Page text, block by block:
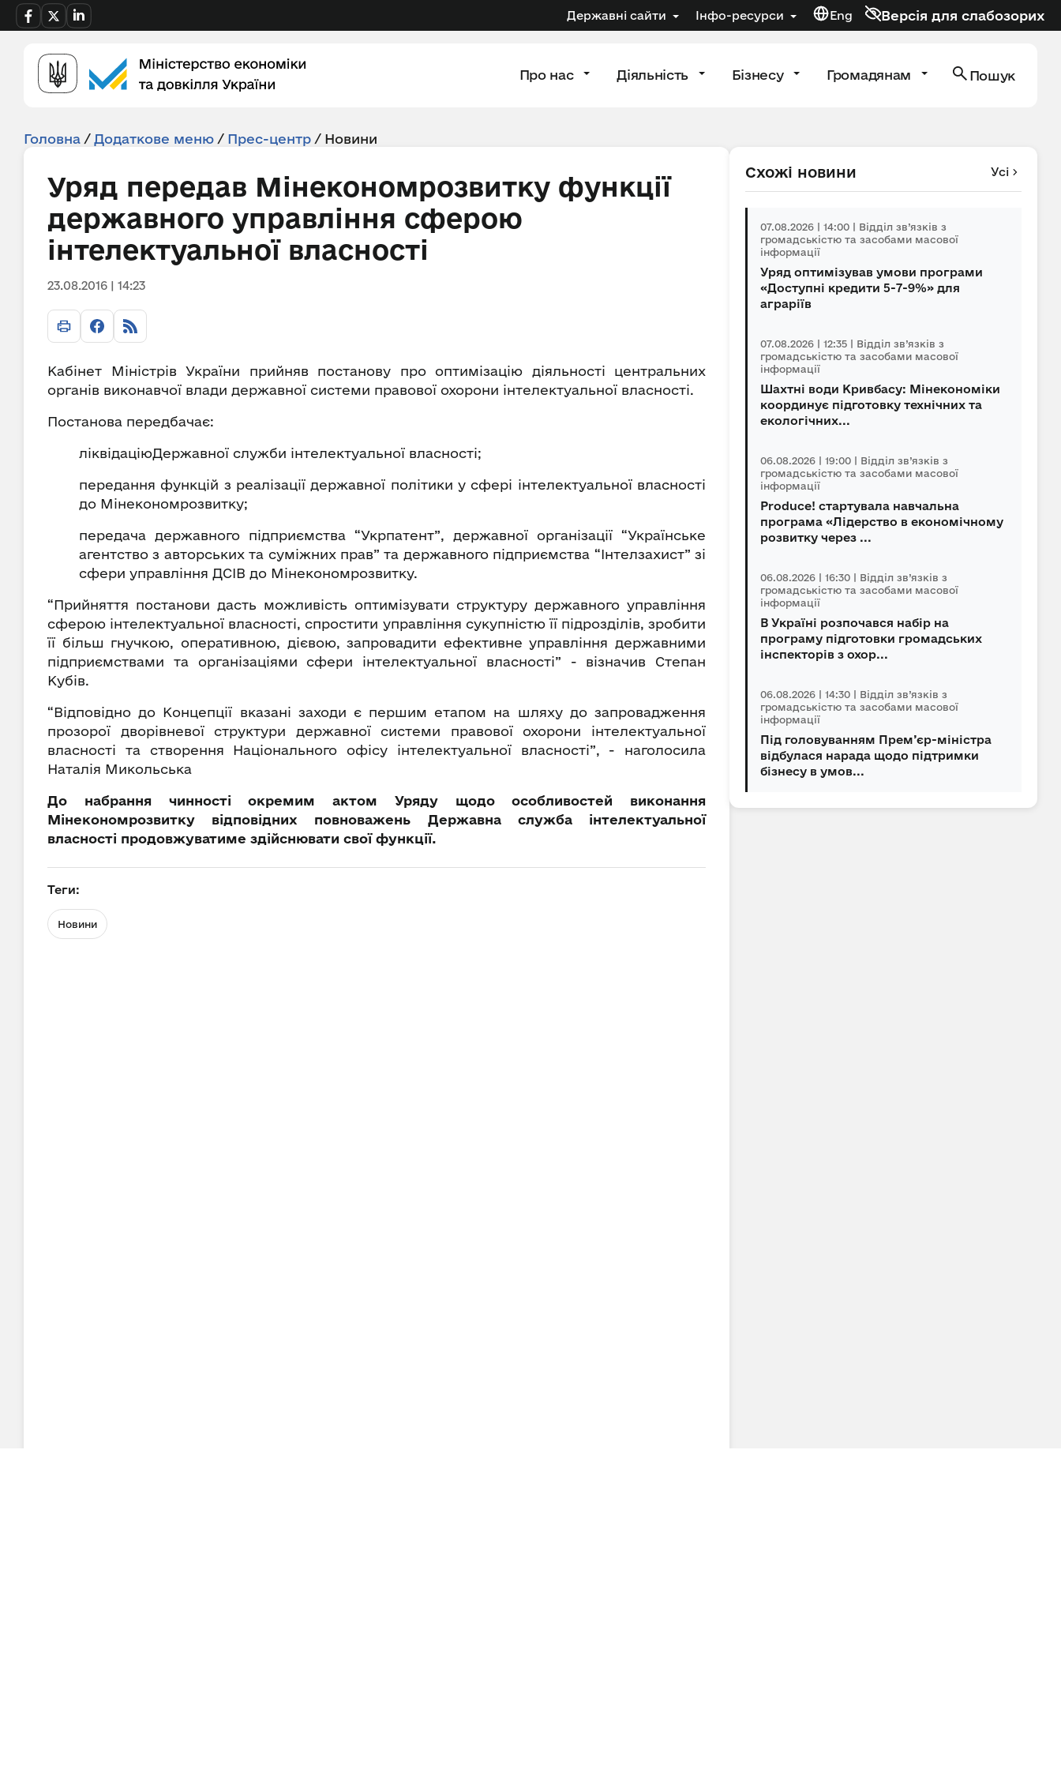
Державні сайти Інфо-ресурси Eng Версія для слабозорих
Про нас Діяльність Бізнесу Громадянам Пошук
Головна / Додаткове меню / Прес-центр / Новини
Уряд передав Мінекономрозвитку функції
державного управління сферою
інтелектуальної власності
23.08.2016 | 14:23
Кабінет Міністрів України прийняв постанову про оптимізацію діяльності центральних
органів виконавчої влади державної системи правової охорони інтелектуальної власності.
Постанова передбачає:
ліквідаціюДержавної служби інтелектуальної власності;
передання функцій з реалізації державної політики у сфері інтелектуальної власності
до Мінекономрозвитку;
передача державного підприємства “Укрпатент”, державної організації “Українське
агентство з авторських та суміжних прав” та державного підприємства “Інтелзахист” зі
сфери управління ДСІВ до Мінекономрозвитку.
“Прийняття постанови дасть можливість оптимізувати структуру державного управління
сферою інтелектуальної власності, спростити управління сукупністю її підрозділів, зробити
її більш гнучкою, оперативною, дієвою, запровадити ефективне управління державними
підприємствами та організаціями сфери інтелектуальної власності” - візначив Степан
Кубів.
“Відповідно до Концепції вказані заходи є першим етапом на шляху до запровадження
прозорої дворівневої структури державної системи правової охорони інтелектуальної
власності та створення Національного офісу інтелектуальної власності”, - наголосила
Наталія Микольська
До набрання чинності окремим актом Уряду щодо особливостей виконання
Мінекономрозвитку відповідних повноважень Державна служба інтелектуальної
власності продовжуватиме здійснювати свої функції.
Теги:
Новини
Схожі новини Усі
07.08.2026 | 14:00 | Відділ зв’язків з
громадськістю та засобами масової
інформації
Уряд оптимізував умови програми
«Доступні кредити 5-7-9%» для
аграріїв
07.08.2026 | 12:35 | Відділ зв’язків з
громадськістю та засобами масової
інформації
Шахтні води Кривбасу: Мінекономіки
координує підготовку технічних та
екологічних...
06.08.2026 | 19:00 | Відділ зв’язків з
громадськістю та засобами масової
інформації
Produce! стартувала навчальна
програма «Лідерство в економічному
розвитку через ...
06.08.2026 | 16:30 | Відділ зв’язків з
громадськістю та засобами масової
інформації
В Україні розпочався набір на
програму підготовки громадських
інспекторів з охор...
06.08.2026 | 14:30 | Відділ зв’язків з
громадськістю та засобами масової
інформації
Під головуванням Прем’єр-міністра
відбулася нарада щодо підтримки
бізнесу в умов...